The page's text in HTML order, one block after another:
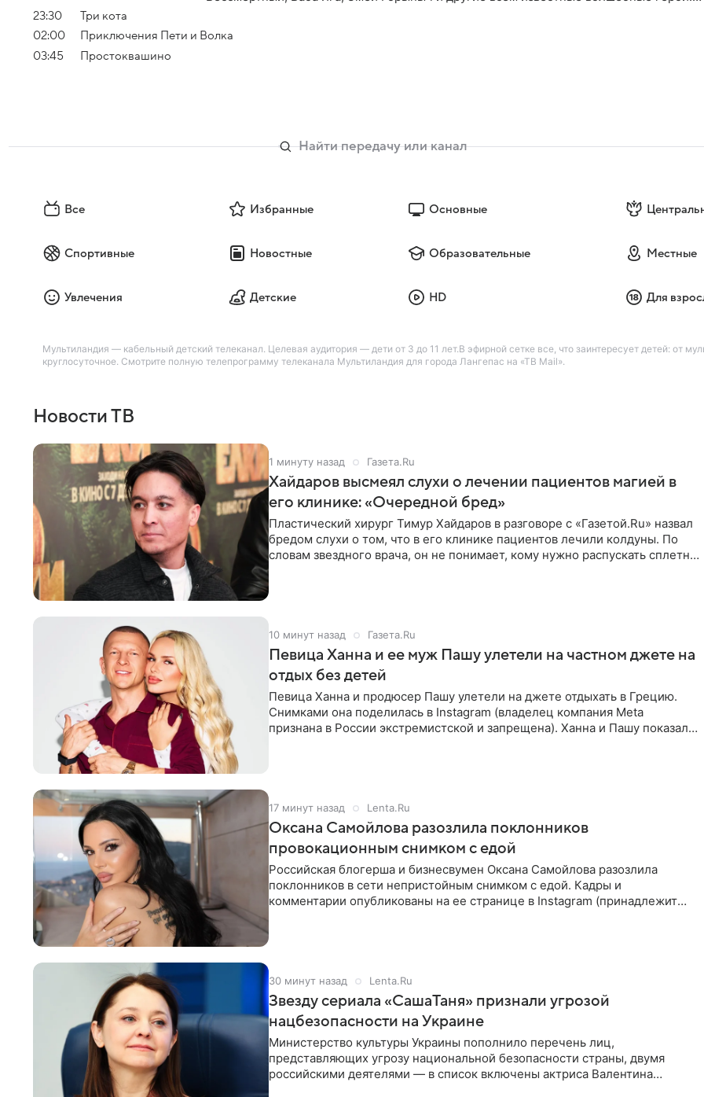
мальчика. Поэтому Волк и пришел за Петей. Мальчику все по плечу: хоть избавить
Деда Мороза от амнезии, хоть доставить по адресу чудо-пирожки. Все потому, что
23:30
Три кота
02:00
Приключения Пети и Волка
03:45
Простоквашино
Все Избранные Основные
Спортивные Новостные Образовательные Местные
Увлечения Детские HD Для
Мультиландия — кабельный детский телеканал. Целевая аудитория — дети от 3 до 11 лет.В эфирной сетке все, что заинтересует детей: от
круглосуточное. Смотрите полную телепрограмму телеканала Мультиландия для города Лангепас на «ТВ Mail».
Новости ТВ
1 минуту назад Газета.Ru
Хайдаров высмеял слухи о лечении пациентов магией в
его клинике: «Очередной бред»
Пластический хирург Тимур Хайдаров в разговоре с «Газетой.Ru» назвал
бредом слухи о том, что в его клинике пациентов лечили колдуны. По
словам звездного врача, он не понимает, кому нужно распускать сплетни
10 минут назад Газета.Ru
Певица Ханна и ее муж Пашу улетели на частном джете на
отдых без детей
Певица Ханна и продюсер Пашу улетели на джете отдыхать в Грецию.
Снимками она поделилась в Instagram (владелец компания Meta
признана в России экстремистской и запрещена). Ханна и Пашу показали
17 минут назад Lenta.Ru
Оксана Самойлова разозлила поклонников
провокационным снимком с едой
Российская блогерша и бизнесвумен Оксана Самойлова разозлила
поклонников в сети непристойным снимком с едой. Кадры и
комментарии опубликованы на ее странице в Instagram (принадлежит
30 минут назад Lenta.Ru
Звезду сериала «СашаТаня» признали угрозой
нацбезопасности на Украине
Министерство культуры Украины пополнило перечень лиц,
представляющих угрозу национальной безопасности страны, двумя
российскими деятелями — в список включены актриса Валентина